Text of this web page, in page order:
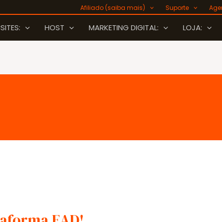
Afiliado (saiba mais) Suporte
HOST MARKETING DIGITAL: LOJA: